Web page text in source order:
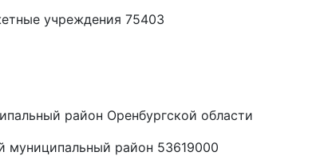
учреждения 75403
район Оренбургской области
муниципальный район 53619000